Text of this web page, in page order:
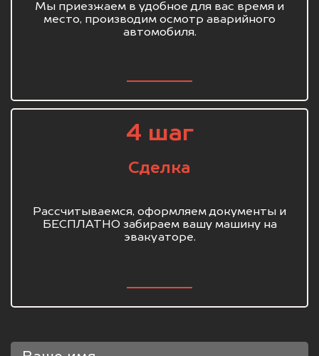
Мы приезжаем в удобное для вас время и
место, производим осмотр аварийного
автомобиля.
4 шаг
Сделка
Рассчитываемся, оформляем документы и
БЕСПЛАТНО забираем вашу машину на
эвакуаторе.